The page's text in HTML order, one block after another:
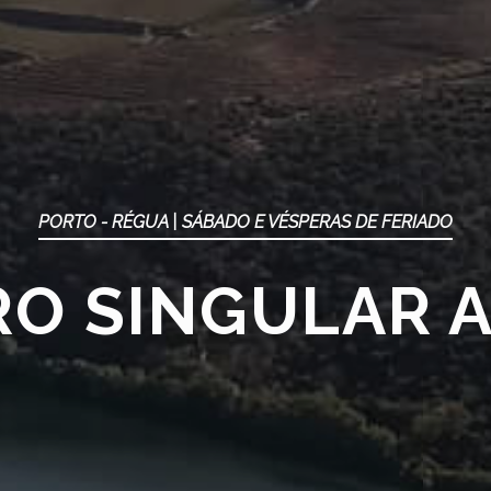
PORTO - RÉGUA | SÁBADO E VÉSPERAS DE FERIADO
SINGULAR